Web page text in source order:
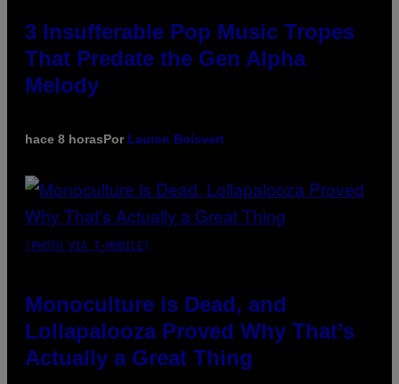
3 Insufferable Pop Music Tropes
That Predate the Gen Alpha
Melody
hace 8 horasPor Lauren Boisvert
(PHOTO VIA T-MOBILE)
Monoculture is Dead, and
Lollapalooza Proved Why That’s
Actually a Great Thing